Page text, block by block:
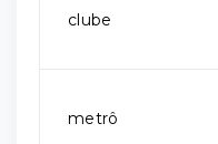
clube
metrô